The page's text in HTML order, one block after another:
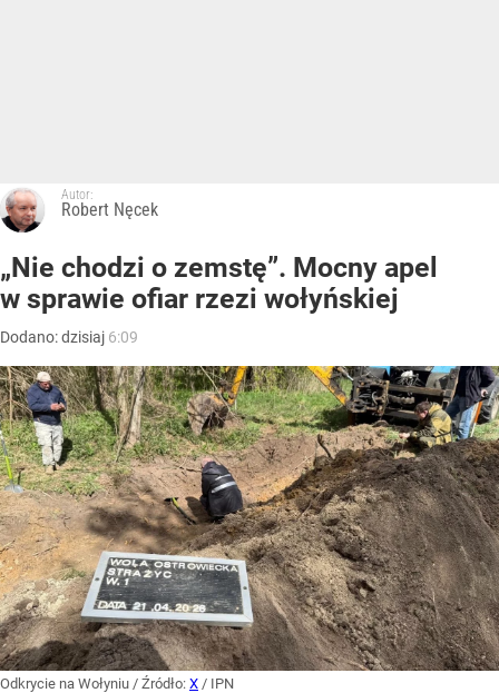
Autor:
Robert Nęcek
„Nie chodzi o zemstę”. Mocny apel
w sprawie ofiar rzezi wołyńskiej
Dodano:dzisiaj 6:09
Odkrycie na Wołyniu / Źródło: X / IPN